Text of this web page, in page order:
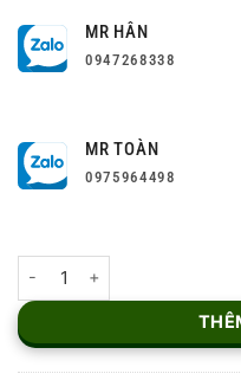
MR HÂN
0947268338
MR TOÀN
0975964498